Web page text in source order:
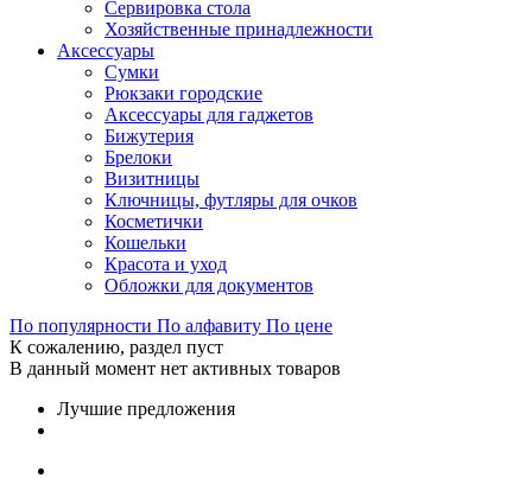
Сервировка стола
Хозяйственные принадлежности
Аксессуары
Сумки
Рюкзаки городские
Аксессуары для гаджетов
Бижутерия
Брелоки
Визитницы
Ключницы, футляры для очков
Косметички
Кошельки
Красота и уход
Обложки для документов
По популярности По алфавиту По цене
К сожалению, раздел пуст
В данный момент нет активных товаров
Лучшие предложения